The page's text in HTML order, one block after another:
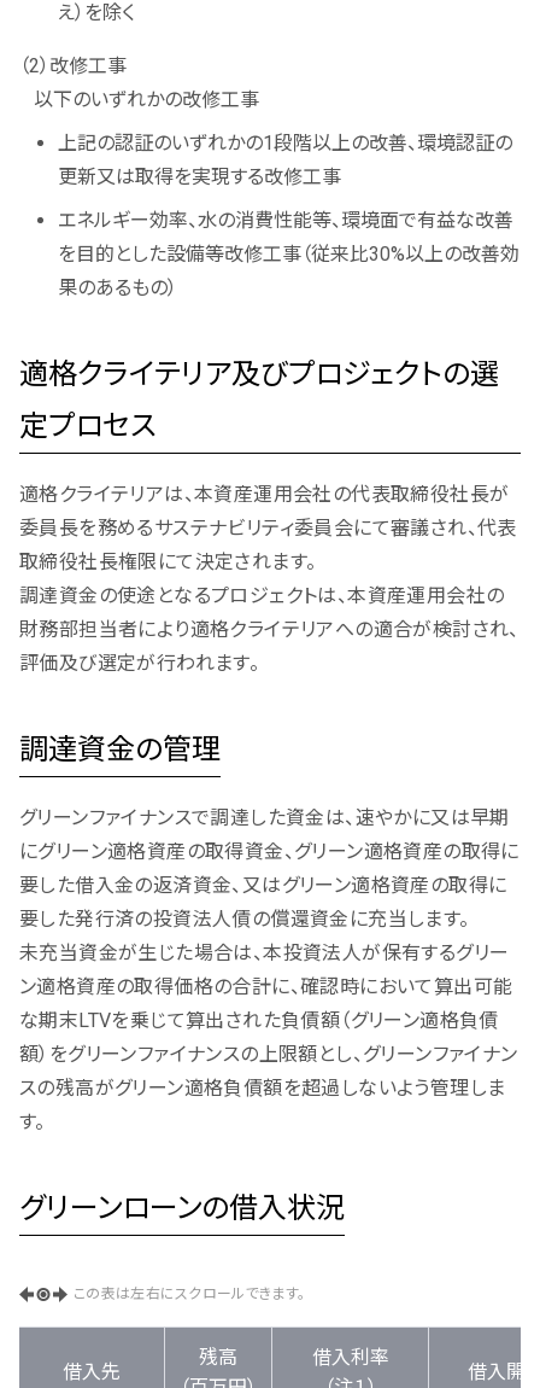
え）を除く
（2）改修工事
以下のいずれかの改修工事
上記の認証のいずれかの1段階以上の改善、環境認証の
更新又は取得を実現する改修工事
エネルギー効率、水の消費性能等、環境面で有益な改善
を目的とした設備等改修工事（従来比30%以上の改善効
果のあるもの）
適格クライテリア及びプロジェクトの選
定プロセス
適格クライテリアは、本資産運用会社の代表取締役社長が
委員長を務めるサステナビリティ委員会にて審議され、代表
取締役社長権限にて決定されます。
調達資金の使途となるプロジェクトは、本資産運用会社の
財務部担当者により適格クライテリアへの適合が検討され、
評価及び選定が行われます。
調達資金の管理
グリーンファイナンスで調達した資金は、速やかに又は早期
にグリーン適格資産の取得資金、グリーン適格資産の取得に
要した借入金の返済資金、又はグリーン適格資産の取得に
要した発行済の投資法人債の償還資金に充当します。
未充当資金が生じた場合は、本投資法人が保有するグリー
ン適格資産の取得価格の合計に、確認時において算出可能
な期末LTVを乗じて算出された負債額（グリーン適格負債
額）をグリーンファイナンスの上限額とし、グリーンファイナン
スの残高がグリーン適格負債額を超過しないよう管理しま
す。
グリーンローンの借入状況
この表は左右にスクロールできます。
借入先
残高
借入利率
借入開